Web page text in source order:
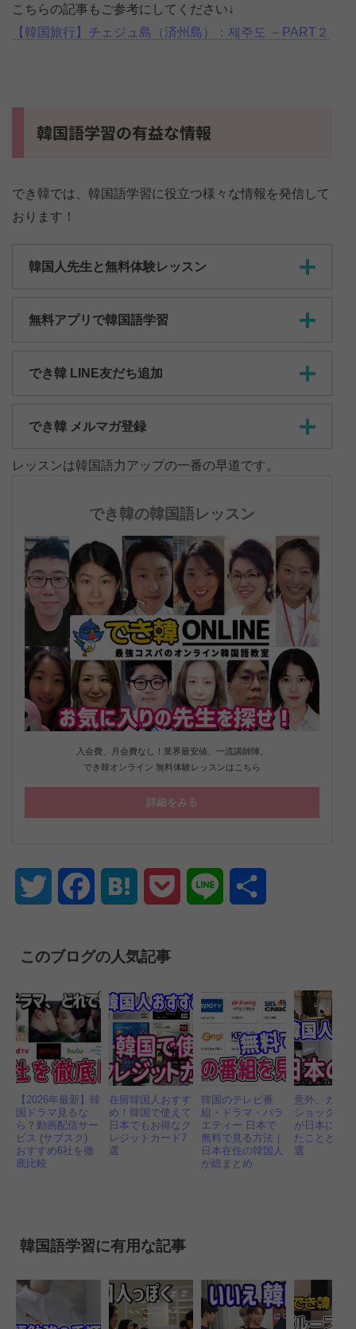
こちらの記事もご参考にしてください↓
【韓国旅行】チェジュ島（済州島）：제주도 －PART２
韓国語学習の有益な情報
でき韓では、韓国語学習に役立つ様々な情報を発信して
おります！
韓国人先生と無料体験レッスン
無料アプリで韓国語学習
でき韓 LINE友だち追加
でき韓 メルマガ登録
レッスンは韓国語力アップの一番の早道です。
でき韓の韓国語レッスン
入会費、月会費なし！業界最安値、一流講師陣。
でき韓オンライン 無料体験レッスンはこちら
詳細をみる
Twitter FacebookHatena Pocket Line
このブログの人気記事
【2026年最新】韓
国ドラマ見るな
ら？動画配信サー
ビス (サブスク)
おすすめ6社を徹
底比較
在留韓国人おすす
め！韓国で使えて
日本でもお得なク
レジットカード7
選
韓国のテレビ番
組・ドラマ・バラ
エティー 日本で
無料で見る方法｜
日本在住の韓国人
が総まとめ
意外、カル
ショック！
が日本に来
たことと文
選
韓国語学習に有用な記事